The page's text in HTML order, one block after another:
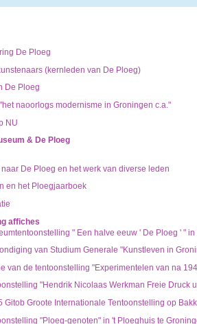
wordt de hiërarchie gevolgd. De rubrieken in
De Ploeg
(kernleden van De Ploeg)
De Ploeg
naoorlogs modernisme in Groningen c.a."
NU
& De Ploeg
De Ploeg en het werk van diverse leden
en het Ploegjaarboek
affiches
" Een halve eeuw ' De Ploeg ' "
van Studium Generale "Kunstleven in
van de tentoonstelling "Experimentelen van na
"Hendrik Nicolaas Werkman Freie Druck
Gitob Groote Internationale Tentoonstelling op
"Ploeg-genoten" in 't Ploeghuis te